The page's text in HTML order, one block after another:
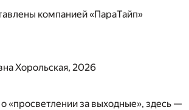
компанией «ПараТайп»
Хорольская, 2026
о «просветлении за выходные», здесь —